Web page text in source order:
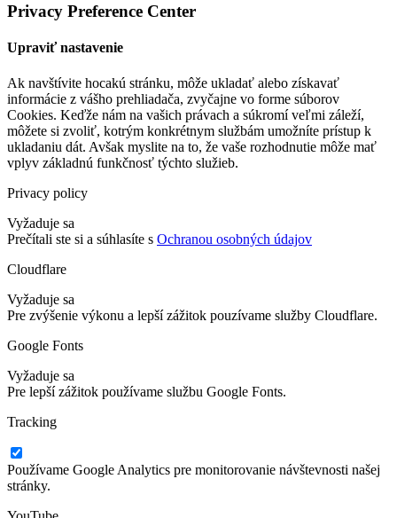
Privacy Preference Center
Upraviť nastavenie
Ak navštívite hocakú stránku, môže ukladať alebo získavať
informácie z vášho prehliadača, zvyčajne vo forme súborov
Cookies. Keďže nám na vašich právach a súkromí veľmi záleží,
môžete si zvoliť, kotrým konkrétnym službám umožníte prístup k
ukladaniu dát. Avšak myslite na to, že vaše rozhodnutie môže mať
vplyv základnú funkčnosť týchto služieb.
Privacy policy
Vyžaduje sa
Prečítali ste si a súhlasíte s Ochranou osobných údajov
Cloudflare
Vyžaduje sa
Pre zvýšenie výkonu a lepší zážitok pouzívame služby Cloudflare.
Google Fonts
Vyžaduje sa
Pre lepší zážitok používame službu Google Fonts.
Tracking
Používame Google Analytics pre monitorovanie návštevnosti našej
stránky.